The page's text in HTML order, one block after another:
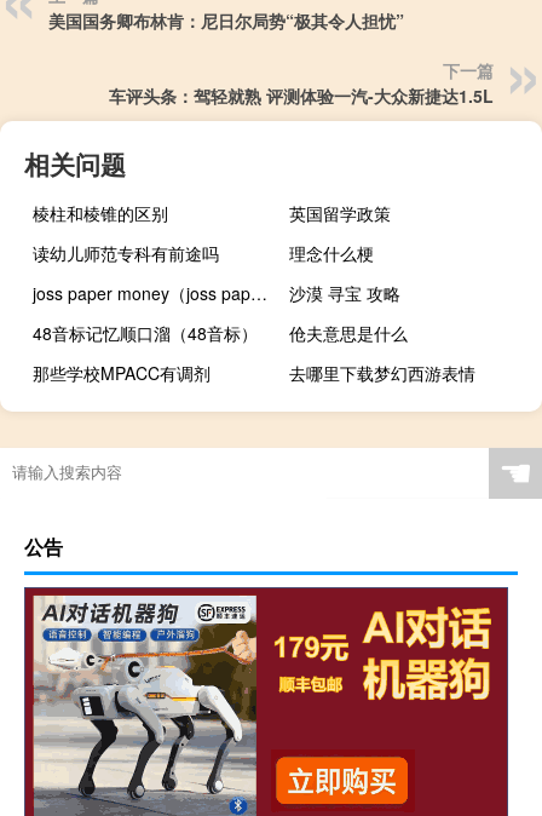
美国国务卿布林肯：尼日尔局势“极其令人担忧”
下一篇
车评头条：驾轻就熟 评测体验一汽-大众新捷达1.5L
相关问题
棱柱和棱锥的区别
英国留学政策
读幼儿师范专科有前途吗
理念什么梗
joss paper money（joss paper）
沙漠 寻宝 攻略
48音标记忆顺口溜（48音标）
伧夫意思是什么
那些学校MPACC有调剂
去哪里下载梦幻西游表情
☚
公告